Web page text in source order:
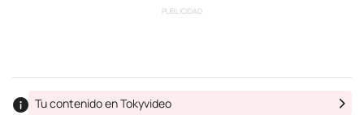
PUBLICIDAD
Tu contenido en Tokyvideo